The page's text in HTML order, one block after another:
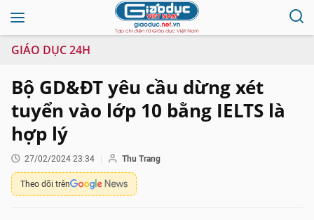
GIÁO DỤC 24H
Bộ GD&ĐT yêu cầu dừng xét
tuyển vào lớp 10 bằng IELTS là
hợp lý
27/02/2024 23:34 Thu Trang
Theo dõi trên